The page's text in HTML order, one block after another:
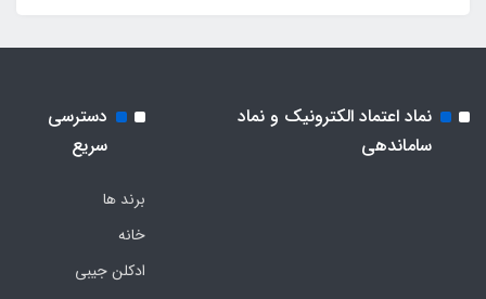
نماد اعتماد الکترونیک و نماد
ساماندهی
دسترسی
سریع
برند ها
خانه
ادکلن جیبی